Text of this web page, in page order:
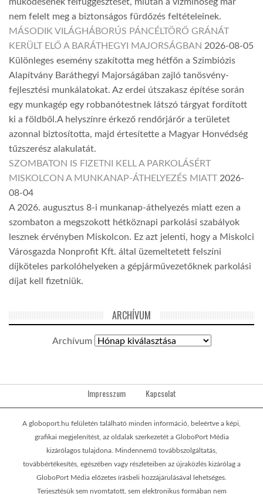
nem felelt meg a biztonságos fürdőzés feltételeinek.
MÁSODIK VILÁGHÁBORÚS PÁNCÉLTÖRŐ GRÁNÁT
KERÜLT ELŐ A BARÁTHEGYI MAJORSÁGBAN 2026-08-05
Különleges esemény szakította meg hétfőn a Szimbiózis
Alapítvány Baráthegyi Majorságában zajló tanösvény-
fejlesztési munkálatokat. Az erdei útszakasz építése során
egy munkagép egy robbanótestnek látszó tárgyat fordított
ki a földből.A helyszínre érkező rendőrjárőr a területet
azonnal biztosította, majd értesítette a Magyar Honvédség
tűzszerész alakulatát.
SZOMBATON IS FIZETNI KELL A PARKOLÁSÉRT
MISKOLCON A MUNKANAP-ÁTHELYEZÉS MIATT 2026-
08-04
A 2026. augusztus 8-i munkanap-áthelyezés miatt ezen a
szombaton a megszokott hétköznapi parkolási szabályok
lesznek érvényben Miskolcon. Ez azt jelenti, hogy a Miskolci
Városgazda Nonprofit Kft. által üzemeltetett felszíni
díjköteles parkolóhelyeken a gépjárművezetőknek parkolási
díjat kell fizetniük.
ARCHÍVUM
Archívum
Impresszum Kapcsolat
A globoport.hu felületén található minden információ, beleértve a képi,
grafikai megjelenítést, az oldalak szerkezetét a GloboPort Média
kizárólagos tulajdona. Mindennemű továbbszolgáltatás,
továbbértékesítés, egészében vagy részleteiben az újraközlés kizárólag a
GloboPort Média előzetes írásbeli hozzájárulásával lehetséges.
Terjesztésük sem nyomtatott, sem elektronikus formában nem